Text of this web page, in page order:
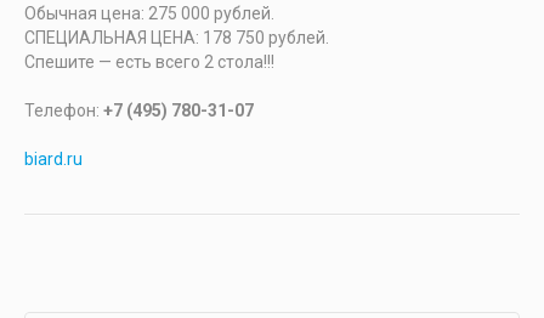
Обычная цена: 275 000 рублей.
СПЕЦИАЛЬНАЯ ЦЕНА: 178 750 рублей.
Спешите — есть всего 2 стола!!!
Телефон: +7 (495) 780-31-07
biard.ru